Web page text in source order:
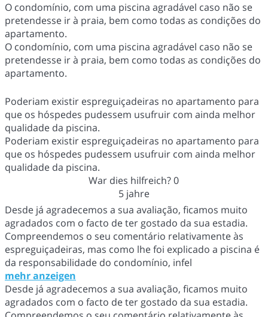
O condomínio, com uma piscina agradável caso não se
pretendesse ir à praia, bem como todas as condições do
apartamento.
O condomínio, com uma piscina agradável caso não se
pretendesse ir à praia, bem como todas as condições do
apartamento.
Poderiam existir espreguiçadeiras no apartamento para
que os hóspedes pudessem usufruir com ainda melhor
qualidade da piscina.
Poderiam existir espreguiçadeiras no apartamento para
que os hóspedes pudessem usufruir com ainda melhor
qualidade da piscina.
War dies hilfreich?0
5 jahre
Desde já agradecemos a sua avaliação, ficamos muito
agradados com o facto de ter gostado da sua estadia.
Compreendemos o seu comentário relativamente às
espreguiçadeiras, mas como lhe foi explicado a piscina é
da responsabilidade do condomínio, infel
mehr anzeigen
Desde já agradecemos a sua avaliação, ficamos muito
agradados com o facto de ter gostado da sua estadia.